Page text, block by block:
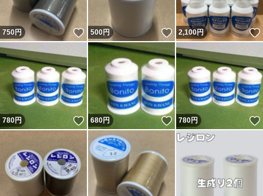
750円 いいね！
500円 いいね！
2,100円
780円 いいね！
680円 いいね！
780円